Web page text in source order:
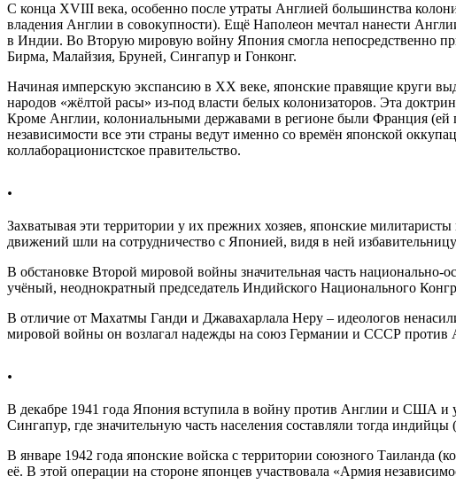
С конца XVIII века, особенно после утраты Англией большинства
владения Англии в совокупности). Ещё Наполеон мечтал нанести
в Индии. Во Вторую мировую войну Япония смогла непосредственно
Бирма, Малайзия, Бруней, Сингапур и Гонконг.
Начиная имперскую экспансию в ХХ веке, японские правящие круги
народов «жёлтой расы» из-под власти белых колонизаторов. Эта
Кроме Англии, колониальными державами в регионе были Франция
независимости все эти страны ведут именно со времён японской
коллаборационистское правительство.
.
Захватывая эти территории у их прежних хозяев, японские
движений шли на сотрудничество с Японией, видя в ней
В обстановке Второй мировой войны значительная часть
учёный, неоднократный председатель Индийского Национального
В отличие от Махатмы Ганди и Джавахарлала Неру – идеологов
мировой войны он возлагал надежды на союз Германии и СССР против
.
В декабре 1941 года Япония вступила в войну против Англии и США и
Сингапур, где значительную часть населения составляли тогда индийцы
В январе 1942 года японские войска с территории союзного Таиланда
её. В этой операции на стороне японцев участвовала «Армия